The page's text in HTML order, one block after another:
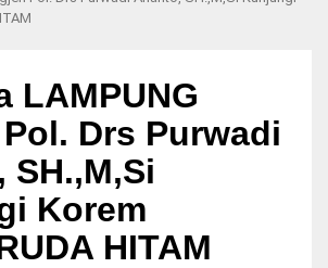
LAMPUNG
Drs Purwadi
SH.,M,Si
Korem
HITAM